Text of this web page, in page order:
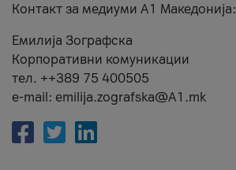
Контакт за медиуми А1 Македонија:
Емилија Зографска
Корпоративни комуникации
тел. ++389 75 400505
e-mail: emilija.zografska@A1.mk